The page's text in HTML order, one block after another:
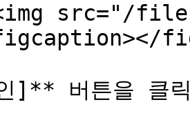
src="/files/
버튼을 클릭